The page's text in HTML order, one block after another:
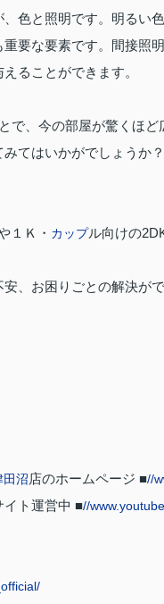
色と照明です。明るい
要な要素です。間接照
ることができます。
で、今の部屋が驚くほ
てはいかがでしょうか
１Ｋ・ カップル向けの
、お困りごとの解決が
田沼店のホームページ ■//
ト運営中 ■//